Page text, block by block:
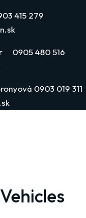
415 279
0905 480 516
0903 019 311